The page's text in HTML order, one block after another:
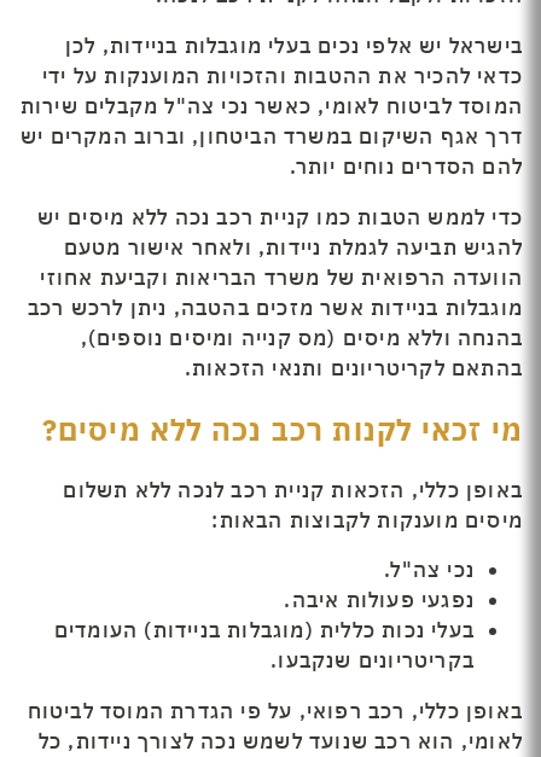
בישראל יש אלפי נכים בעלי מוגבלות בניידות, לכן
כדאי להכיר את ההטבות והזכויות המוענקות על ידי
המוסד לביטוח לאומי, כאשר נכי צה"ל מקבלים שירות
דרך אגף השיקום במשרד הביטחון, וברוב המקרים יש
להם הסדרים נוחים יותר.
כדי לממש הטבות כמו קניית רכב נכה ללא מיסים יש
להגיש תביעה לגמלת ניידות, ולאחר אישור מטעם
הוועדה הרפואית של משרד הבריאות וקביעת אחוזי
מוגבלות בניידות אשר מזכים בהטבה, ניתן לרכש רכב
בהנחה וללא מיסים (מס קנייה ומיסים נוספים),
בהתאם לקריטריונים ותנאי הזכאות.
מי זכאי לקנות רכב נכה ללא מיסים?
באופן כללי, הזכאות קניית רכב לנכה ללא תשלום
מיסים מוענקות לקבוצות הבאות:
נכי צה"ל.
נפגעי פעולות איבה.
בעלי נכות כללית (מוגבלות בניידות) העומדים
בקריטריונים שנקבעו.
באופן כללי, רכב רפואי, על פי הגדרת המוסד לביטוח
לאומי, הוא רכב שנועד לשמש נכה לצורך ניידות, כל